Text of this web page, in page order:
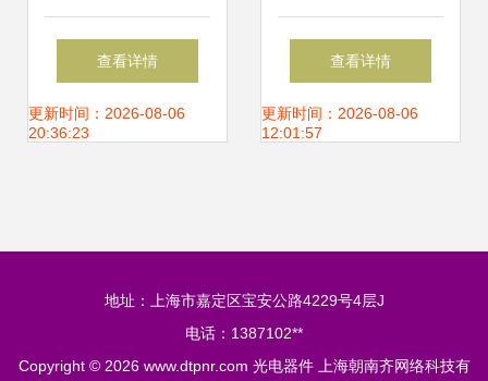
构筑现代光通信的
基石
查看详情
更新时间：2026-08-06
20:36:23
知识 从BOSA到光
电器件的核心解析
查看详情
更新时间：2026-08-06
12:01:57
地址：上海市嘉定区宝安公路4229号4层J
电话：1387102**
Copyright © 2026 www.dtpnr.com 光电器件 上海朝南齐网络科技有